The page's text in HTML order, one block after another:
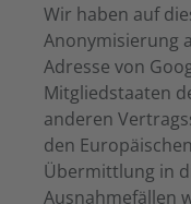
Wir haben auf
Anonymisierung
Adresse von
Mitgliedstaaten
anderen
den
Übermittlung in
Ausnahmefällen